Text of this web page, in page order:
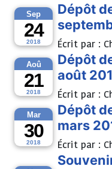
24
Sep
2018
Dépôt
Écrit par :
21
Aoû
2018
Dépôt
août
Écrit par :
30
Mar
2018
Dépôt
mars
Écrit par :